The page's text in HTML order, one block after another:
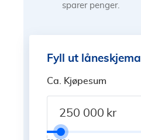
sparer penger.
Fyll ut låneskjema
Ca. Kjøpesum
kr